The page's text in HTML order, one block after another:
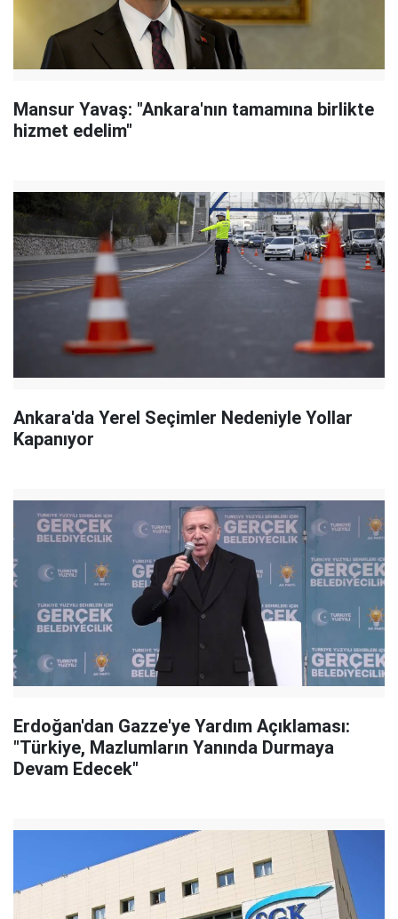
Mansur Yavaş: "Ankara'nın tamamına birlikte
hizmet edelim"
Ankara'da Yerel Seçimler Nedeniyle Yollar
Kapanıyor
Erdoğan'dan Gazze'ye Yardım Açıklaması:
"Türkiye, Mazlumların Yanında Durmaya
Devam Edecek"